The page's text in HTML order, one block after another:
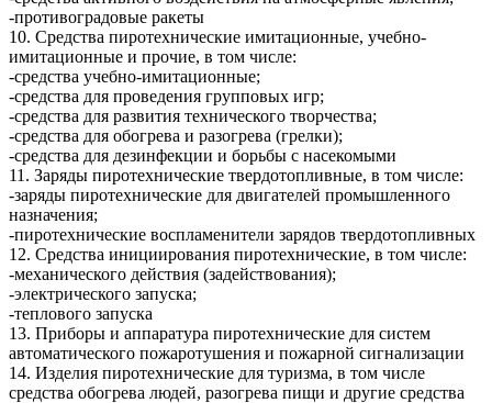
-противоградовые ракеты
10. Средства пиротехнические имитационные, учебно-
имитационные и прочие, в том числе:
-средства учебно-имитационные;
-средства для проведения групповых игр;
-средства для развития технического творчества;
-средства для обогрева и разогрева (грелки);
-средства для дезинфекции и борьбы с насекомыми
11. Заряды пиротехнические твердотопливные, в том числе:
-заряды пиротехнические для двигателей промышленного
назначения;
-пиротехнические воспламенители зарядов твердотопливных
12. Средства инициирования пиротехнические, в том числе:
-механического действия (задействования);
-электрического запуска;
-теплового запуска
13. Приборы и аппаратура пиротехнические для систем
автоматического пожаротушения и пожарной сигнализации
14. Изделия пиротехнические для туризма, в том числе
средства обогрева людей, разогрева пищи и другие средства